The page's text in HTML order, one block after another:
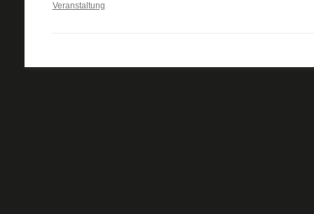
Veranstaltung